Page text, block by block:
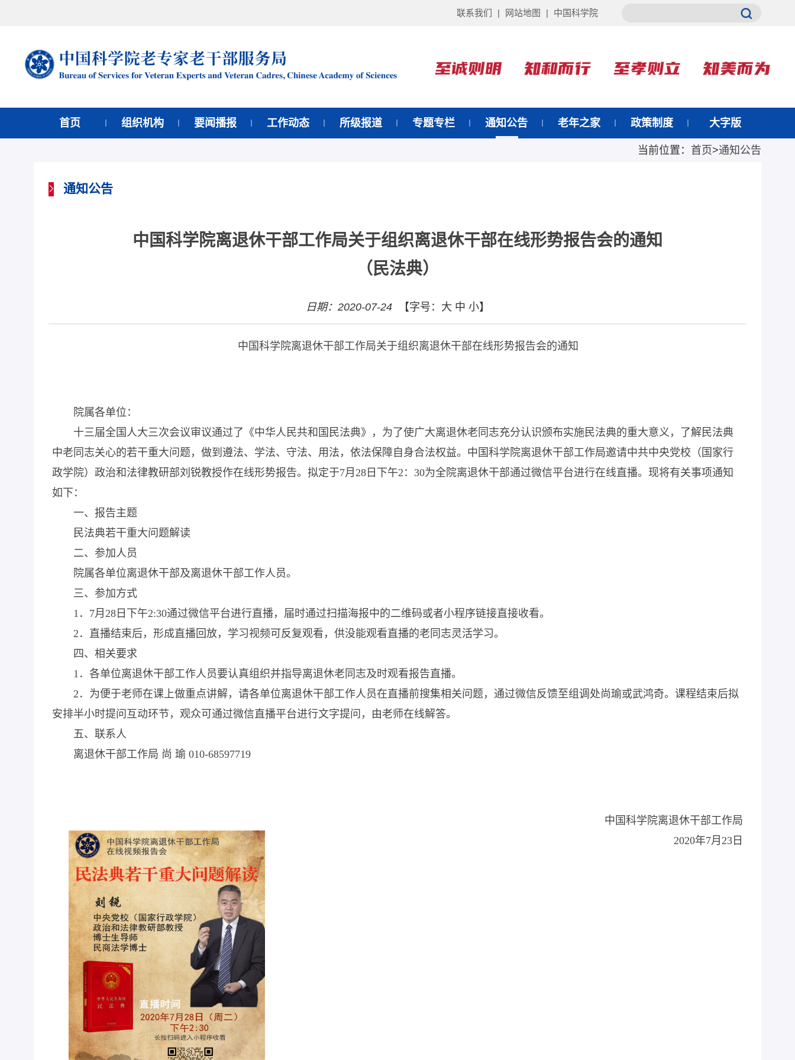
联系我们 | 网站地图 | 中国科学院
首页 组织机构 要闻播报 工作动态 所级报道 专题专栏 通知公告 老年之家 政策制度 大字版
当前位置： 首页>通知公告
通知公告
中国科学院离退休干部工作局关于组织离退休干部在线形势报告会的通知
（民法典）
日期：2020-07-24 【字号： 大 中 小】
中国科学院离退休干部工作局关于组织离退休干部在线形势报告会的通知
院属各单位：
十三届全国人大三次会议审议通过了《中华人民共和国民法典》，为了使广大离退休老同志充分认识颁布实施民法典的重大意义，了解民法典
中老同志关心的若干重大问题，做到遵法、学法、守法、用法，依法保障自身合法权益。中国科学院离退休干部工作局邀请中共中央党校（国家行
政学院）政治和法律教研部刘锐教授作在线形势报告。拟定于7月 28 日下午2 ： 30为全院离退休干部通过微信平台进行在线直播。现将有关事项通知
如下：
一、报告主题
民法典若干重大问题解读
二、参加人员
院属各单位离退休干部及离退休干部工作人员。
三、参加方式
1 ． 7月 28 日下午2:30通过微信平台进行直播，届时通过扫描海报中的二维码或者小程序链接直接收看。
2 ．直播结束后，形成直播回放，学习视频可反复观看，供没能观看直播的老同志灵活学习。
四、相关要求
1 ．各单位离退休干部工作人员要认真组织并指导离退休老同志及时观看报告直播。
2 ．为便于老师在课上做重点讲解，请各单位离退休干部工作人员在直播前搜集相关问题，通过微信反馈至组调处尚瑜或武鸿奇。课程结束后拟
安排半小时提问互动环节，观众可通过微信直播平台进行文字提问，由老师在线解答。
五、联系人
离退休干部工作局 尚 瑜 010-68597719
中国科学院离退休干部工作局
2020年7月 23 日